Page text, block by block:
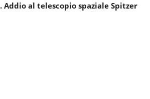
Addio al telescopio spaziale Spitzer